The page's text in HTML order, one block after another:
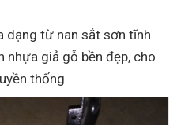
dạng từ nan sắt sơn tĩnh
nhựa giả gỗ bền đẹp, cho
thống.